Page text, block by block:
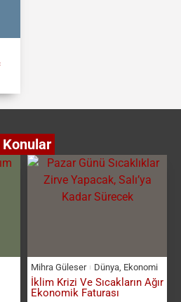
Konular
Mihra Güleser Dünya, Ekonomi
İklim Krizi Ve Sıcakların Ağır
Ekonomik Faturası